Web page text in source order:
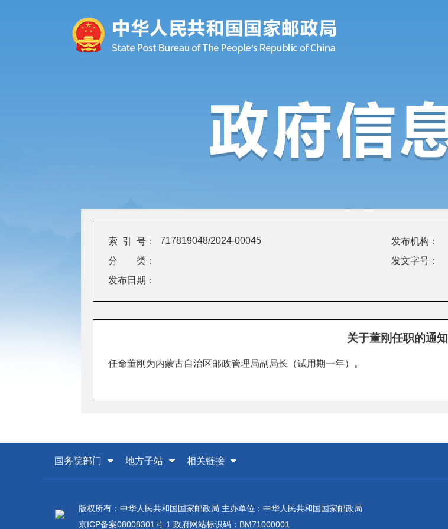
索 引 号： 717819048/2024-00045
发布机构：
分 类：
发文字号：
发布日期：
关于董刚任职的通知
任命董刚为内蒙古自治区邮政管理局副局长（试用期一年）。
国务院部门 地方子站 相关链接
版权所有：中华人民共和国国家邮政局 主办单位：中华人民共和国国家邮政局
京ICP备案08008301号-1 政府网站标识码：BM71000001